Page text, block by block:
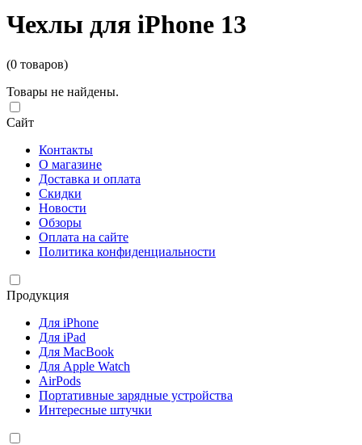
Чехлы для iPhone 13
(0 товаров)
Товары не найдены.
Сайт
Контакты
О магазине
Доставка и оплата
Скидки
Новости
Обзоры
Оплата на сайте
Политика конфиденциальности
Продукция
Для iPhone
Для iPad
Для MacBook
Для Apple Watch
AirPods
Портативные зарядные устройства
Интересные штучки